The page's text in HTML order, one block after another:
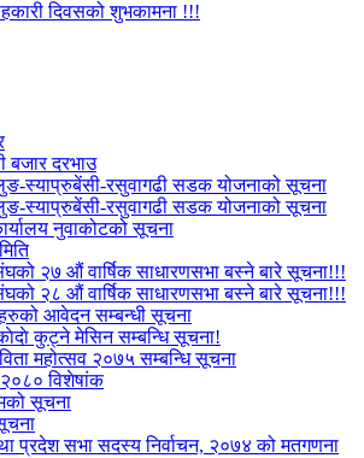
दिवसको शुभकामना !!!
बजार दरभाउ
स्याप्रुबेंसी-रसुवागढी सडक योजनाको सूचना
स्याप्रुबेंसी-रसुवागढी सडक योजनाको सूचना
नुवाकोटको सूचना
२७ औं वार्षिक साधारणसभा बस्ने बारे सूचना!!!
२८ औं वार्षिक साधारणसभा बस्ने बारे सूचना!!!
आवेदन सम्बन्धी सूचना
कुट्ने मेसिन सम्बन्धि सूचना!
महोत्सव २०७५ सम्बन्धि सूचना
विशेषांक
सूचना
प्रदेश सभा सदस्य निर्वाचन, २०७४ को मतगणना